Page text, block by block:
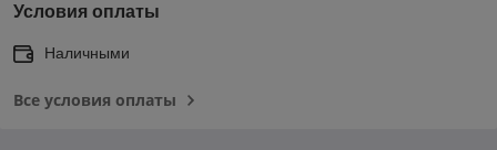
Условия оплаты
Наличными
Все условия оплаты